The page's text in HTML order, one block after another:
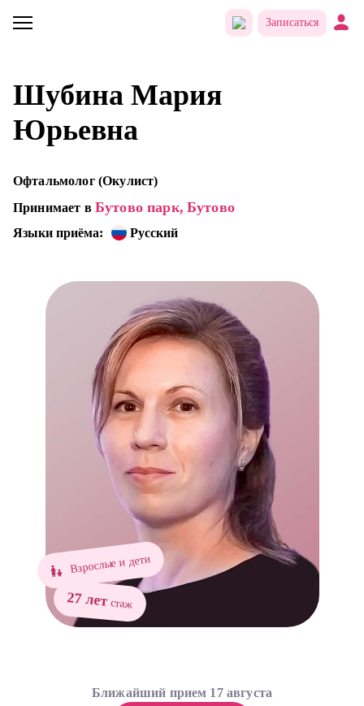
Записаться
Шубина Мария
Юрьевна
Офтальмолог (Окулист)
Принимает в Бутово парк, Бутово
Языки приёма: Русский
Взрослые и дети
27 летстаж
Ближайший прием 17 августа